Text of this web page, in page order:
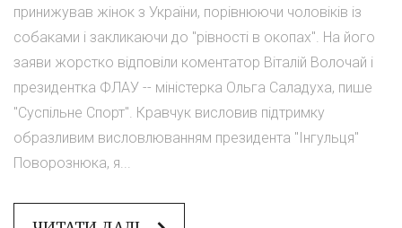
принижував жінок з України, порівнюючи чоловіків із
собаками і закликаючи до "рівності в окопах". На його
заяви жорстко відповіли коментатор Віталій Волочай і
президентка ФЛАУ -- міністерка Ольга Саладуха, пише
"Суспільне Спорт". Кравчук висловив підтримку
образливим висловлюванням президента "Інгульця"
Поворознюка, я...